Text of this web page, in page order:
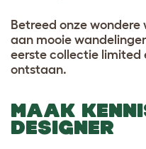
Betreed onze
aan mooie
eerste collectie limited
ontstaan.
MAAK
DESIGNER